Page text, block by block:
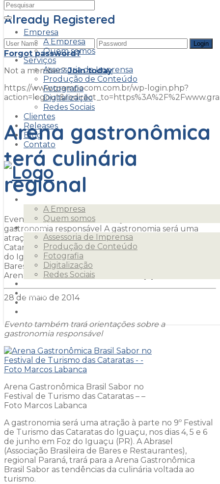
Empresa
A Empresa
Quem somos
Serviços
Assessoria de Imprensa
Produção de Conteúdo
Fotografia
Digitalização
Redes Sociais
Clientes
Releases
Blog
Contato
A Empresa
Quem somos
Serviços
Assessoria de Imprensa
Produção de Conteúdo
Fotografia
Digitalização
Redes Sociais
Already Registered
Forgot password?
Not a member?Join today
https://www.grampocom.com.br/wp-login.php?
Arena gastronômica
terá culinária
regional
Evento também trará orientações sobre a
gastronomia responsável A gastronomia será uma
atração à parte no 9º Festival de Turismo das
Cataratas do Iguaçu, nos dias 4, 5 e 6 de junho em Foz
do Iguaçu (PR). A Abrasel (Associação Brasileira de
Bares e Restaurantes), regional Paraná, trará para a
Arena Gastronômica Brasil Sabor as […]
28 de maio de 2014
Evento também trará orientações sobre a
gastronomia responsável
Arena Gastronômica Brasil Sabor no
Festival de Turismo das Cataratas – –
Foto Marcos Labanca
A gastronomia será uma atração à parte no 9º Festival
de Turismo das Cataratas do Iguaçu, nos dias 4, 5 e 6
de junho em Foz do Iguaçu (PR). A Abrasel
(Associação Brasileira de Bares e Restaurantes),
regional Paraná, trará para a Arena Gastronômica
Brasil Sabor as tendências da culinária voltada ao
turismo.